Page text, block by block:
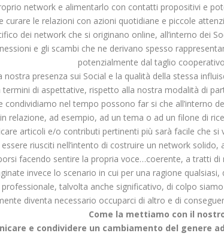
network e alimentarlo con contatti propositivi e
curare le relazioni con azioni quotidiane e piccole
dei network che si originano online, all’interno dei
e gli scambi che ne derivano spesso
potenzialmente dal taglio
nostra presenza sui Social e la qualità della stessa
di aspettative, rispetto alla nostra modalità di
condividiamo nel tempo possono far si che all’interno
relazione, ad esempio, ad un tema o ad un filone di
articoli e/o contributi pertinenti più sarà facile che
riusciti nell’intento di costruire un network
facendo sentire la propria voce…coerente, a tratti di
invece lo scenario in cui per una ragione
talvolta anche significativo, di colpo
diventa necessario occuparci di altro e di
Come la mettiamo con il
e condividere un cambiamento del genere